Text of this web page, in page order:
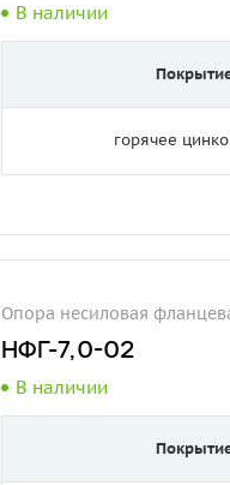
В наличии
горячее
Опора несиловая
НФГ-7,0-02
В наличии